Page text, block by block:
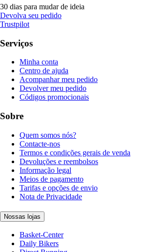
30 dias para mudar de ideia
Devolva seu pedido
Trustpilot
Serviços
Minha conta
Centro de ajuda
Acompanhar meu pedido
Devolver meu pedido
Códigos promocionais
Sobre
Quem somos nós?
Contacte-nos
Termos e condições gerais de venda
Devoluções e reembolsos
Informação legal
Meios de pagamento
Tarifas e opções de envio
Nota de Privacidade
Nossas lojas
Basket-Center
Daily Bikers